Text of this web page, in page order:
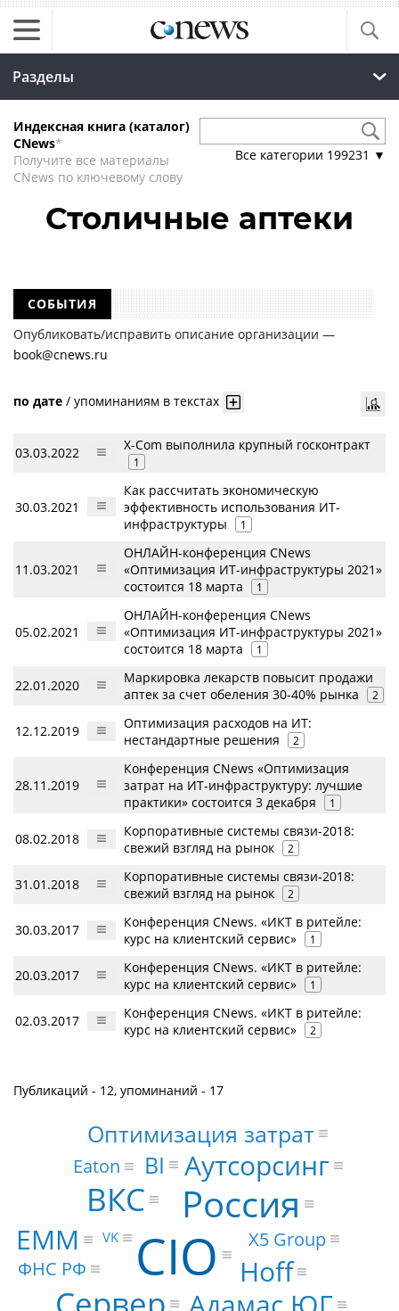
Разделы
Индексная книга (каталог)
CNews*
Получите все материалы
CNews по ключевому слову
Все категории 199231 ▼
Столичные аптеки
СОБЫТИЯ
Опубликовать/исправить описание организации —
book@cnews.ru
по дате / упоминаниям в текстах
03.03.2022 X-Com выполнила крупный госконтракт
1
30.03.2021
Как рассчитать экономическую
эффективность использования ИТ-
инфраструктуры
1
11.03.2021
ОНЛАЙН-конференция CNews
«Оптимизация ИТ-инфраструктуры 2021»
состоится 18 марта
1
05.02.2021
ОНЛАЙН-конференция CNews
«Оптимизация ИТ-инфраструктуры 2021»
состоится 18 марта
1
22.01.2020
Маркировка лекарств повысит продажи
аптек за счет обеления 30-40% рынка
2
12.12.2019
Оптимизация расходов на ИТ:
нестандартные решения
2
28.11.2019
Конференция CNews «Оптимизация
затрат на ИТ-инфраструктуру: лучшие
практики» состоится 3 декабря
1
08.02.2018
Корпоративные системы связи-2018:
свежий взгляд на рынок
2
31.01.2018
Корпоративные системы связи-2018:
свежий взгляд на рынок
2
30.03.2017
Конференция CNews. «ИКТ в ритейле:
курс на клиентский сервис»
1
20.03.2017
Конференция CNews. «ИКТ в ритейле:
курс на клиентский сервис»
1
02.03.2017
Конференция CNews. «ИКТ в ритейле:
курс на клиентский сервис»
2
Публикаций - 12, упоминаний - 17
CIO
Россия
ВКС
Hoff
EMM
Аутсорсинг
BI
Оптимизация затрат
Eaton
X5 Group
ФНС РФ
VK